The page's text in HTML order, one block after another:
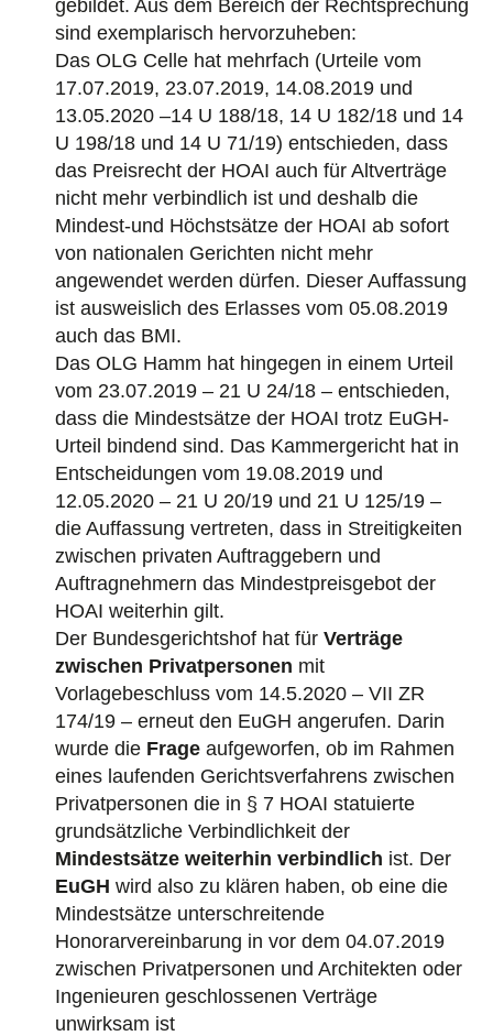
gebildet. Aus dem Bereich der Rechtsprechung
sind exemplarisch hervorzuheben:
Das OLG Celle hat mehrfach (Urteile vom
17.07.2019, 23.07.2019, 14.08.2019 und
13.05.2020 –14 U 188/18, 14 U 182/18 und 14
U 198/18 und 14 U 71/19) entschieden, dass
das Preisrecht der HOAI auch für Altverträge
nicht mehr verbindlich ist und deshalb die
Mindest-und Höchstsätze der HOAI ab sofort
von nationalen Gerichten nicht mehr
angewendet werden dürfen. Dieser Auffassung
ist ausweislich des Erlasses vom 05.08.2019
auch das BMI.
Das OLG Hamm hat hingegen in einem Urteil
vom 23.07.2019 – 21 U 24/18 – entschieden,
dass die Mindestsätze der HOAI trotz EuGH-
Urteil bindend sind. Das Kammergericht hat in
Entscheidungen vom 19.08.2019 und
12.05.2020 – 21 U 20/19 und 21 U 125/19 –
die Auffassung vertreten, dass in Streitigkeiten
zwischen privaten Auftraggebern und
Auftragnehmern das Mindestpreisgebot der
HOAI weiterhin gilt.
Der Bundesgerichtshof hat für Verträge
zwischen Privatpersonen mit
Vorlagebeschluss vom 14.5.2020 – VII ZR
174/19 – erneut den EuGH angerufen. Darin
wurde die Frage aufgeworfen, ob im Rahmen
eines laufenden Gerichtsverfahrens zwischen
Privatpersonen die in § 7 HOAI statuierte
grundsätzliche Verbindlichkeit der
Mindestsätze weiterhin verbindlich ist. Der
EuGH wird also zu klären haben, ob eine die
Mindestsätze unterschreitende
Honorarvereinbarung in vor dem 04.07.2019
zwischen Privatpersonen und Architekten oder
Ingenieuren geschlossenen Verträge
unwirksam ist